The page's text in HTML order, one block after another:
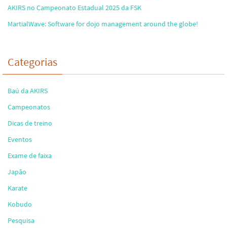
AKIRS no Campeonato Estadual 2025 da FSK
MartialWave: Software for dojo management around the globe!
Categorias
Baú da AKIRS
Campeonatos
Dicas de treino
Eventos
Exame de faixa
Japão
Karate
Kobudo
Pesquisa